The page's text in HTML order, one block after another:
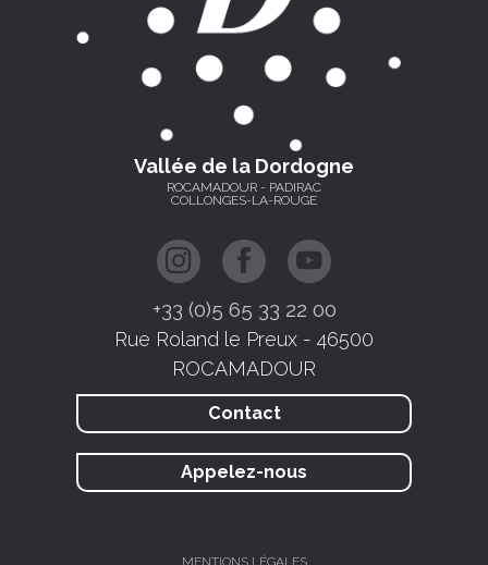
Vallée de la Dordogne
ROCAMADOUR - PADIRAC
COLLONGES-LA-ROUGE
+33 (0)5 65 33 22 00
Rue Roland le Preux - 46500
ROCAMADOUR
Contact
Appelez-nous
MENTIONS LÉGALES